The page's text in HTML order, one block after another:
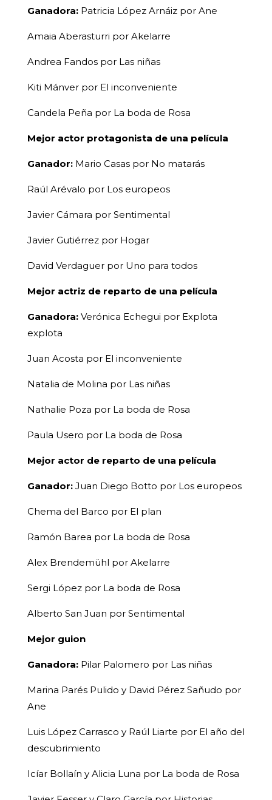
Ganadora:Patricia López Arnáiz por Ane
Amaia Aberasturri por Akelarre
Andrea Fandos por Las niñas
Kiti Mánver por El inconveniente
Candela Peña por La boda de Rosa
Mejor actor protagonista de una película
Ganador:Mario Casas por No matarás
Raúl Arévalo por Los europeos
Javier Cámara por Sentimental
Javier Gutiérrez por Hogar
David Verdaguer por Uno para todos
Mejor actriz de reparto de una película
Ganadora:Verónica Echegui por Explota
explota
Juan Acosta por El inconveniente
Natalia de Molina por Las niñas
Nathalie Poza por La boda de Rosa
Paula Usero por La boda de Rosa
Mejor actor de reparto de una película
Ganador:Juan Diego Botto por Los europeos
Chema del Barco por El plan
Ramón Barea por La boda de Rosa
Alex Brendemühl por Akelarre
Sergi López por La boda de Rosa
Alberto San Juan por Sentimental
Mejor guion
Ganadora:Pilar Palomero por Las niñas
Marina Parés Pulido y David Pérez Sañudo por
Ane
Luis López Carrasco y Raúl Liarte por El año del
descubrimiento
Icíar Bollaín y Alicia Luna por La boda de Rosa